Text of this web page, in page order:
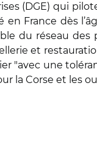
(DGE) qui
France dès
du réseau
et
"avec une
la Corse et les